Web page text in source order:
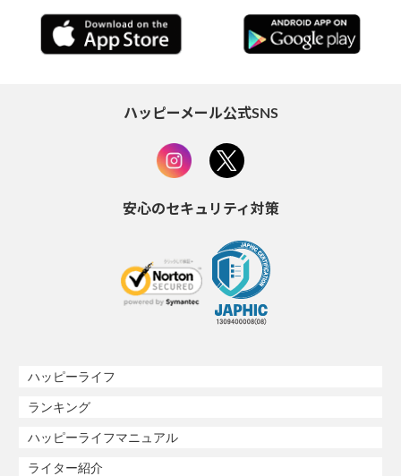
ハッピーメール公式SNS
安心のセキュリティ対策
ハッピーライフ
ランキング
ハッピーライフマニュアル
ライター紹介